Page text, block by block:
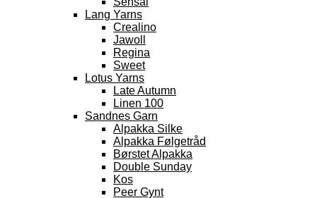
Lang Yarns
Crealino
Jawoll
Regina
Sweet
Lotus Yarns
Late Autumn
Linen 100
Sandnes Garn
Alpakka Silke
Alpakka Følgetråd
Børstet Alpakka
Double Sunday
Kos
Peer Gynt